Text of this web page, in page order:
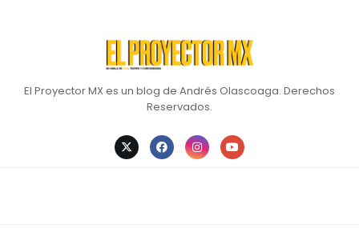
El Proyector MX es un blog de Andrés Olascoaga. Derechos
Reservados.